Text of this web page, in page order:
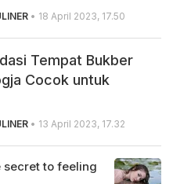
• 18 April 2023, 17.50
Tempat Bukber
Cocok untuk
• 13 April 2023, 17.32